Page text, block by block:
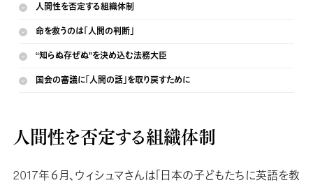
人間性を否定する組織体制
命を救うのは「人間の判断」
“知らぬ存ぜぬ”を決め込む法務大臣
国会の審議に「人間の話」を取り戻すために
人間性を否定する組織体制
2017年６月、ウィシュマさんは「日本の子どもたちに英語を教